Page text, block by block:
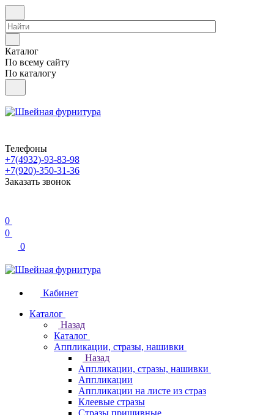
Каталог
По всему сайту
По каталогу
Телефоны
+7(4932)-93-83-98
+7(920)-350-31-36
Заказать звонок
0
0
0
Кабинет
Каталог
Назад
Каталог
Аппликации, стразы, нашивки
Назад
Аппликации, стразы, нашивки
Аппликации
Аппликации на листе из страз
Клеевые стразы
Стразы пришивные